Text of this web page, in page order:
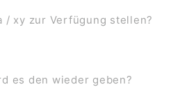
/ xy zur Verfügung stellen?
es den wieder geben?